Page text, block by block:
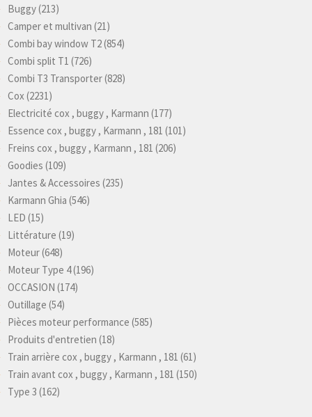
Buggy(213)
Camper et multivan (21)
Combi bay window T2(854)
Combi split T1 (726)
Combi T3 Transporter(828)
Cox(2231)
Electricité cox , buggy , Karmann (177)
Essence cox , buggy , Karmann , 181 (101)
Freins cox , buggy , Karmann , 181 (206)
Goodies (109)
Jantes & Accessoires (235)
Karmann Ghia (546)
LED (15)
Littérature (19)
Moteur(648)
Moteur Type 4(196)
OCCASION (174)
Outillage (54)
Pièces moteur performance (585)
Produits d'entretien (18)
Train arrière cox , buggy , Karmann , 181 (61)
Train avant cox , buggy , Karmann , 181 (150)
Type 3 (162)